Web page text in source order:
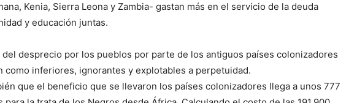
Kenia, Sierra Leona y Zambia- gastan más en el servicio de la deuda
y educación juntas.
del desprecio por los pueblos por parte de los antiguos países colonizadores
como inferiores, ignorantes y explotables a perpetuidad.
que el beneficio que se llevaron los países colonizadores llega a unos 777